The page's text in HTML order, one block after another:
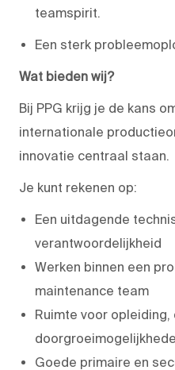
teamspirit.
Een sterk
Wat bieden wij?
Bij PPG krijg je de kans
internationale
innovatie centraal staan.
Je kunt rekenen op:
Een uitdagende
verantwoordelijkheid
Werken binnen een
maintenance team
Ruimte voor opleiding,
Goede primaire en